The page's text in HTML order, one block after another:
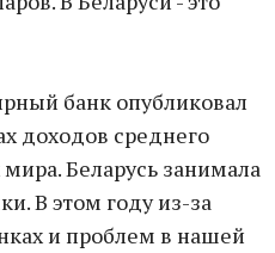
банк опубликовал
доходов среднего
Беларусь занимала
В этом году из-за
и проблем в нашей